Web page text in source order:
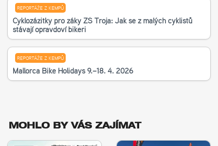
REPORTÁŽE Z KEMPŮ
Cyklozážitky pro žáky ZŠ Troja: Jak se z malých cyklistů
stávají opravdoví bikeři
REPORTÁŽE Z KEMPŮ
Mallorca Bike Holidays 9.–18. 4. 2026
MOHLO BY VÁS ZAJÍMAT